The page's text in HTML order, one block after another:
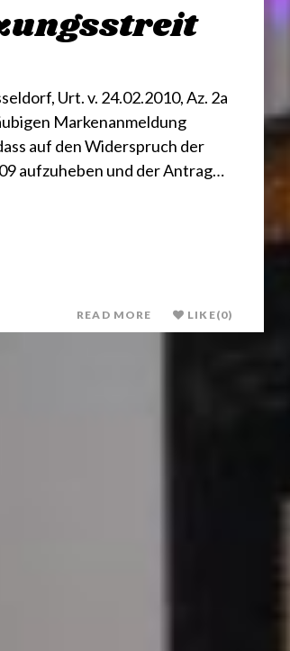
Urt. v. 24.02.2010, Az. 2a
Markenanmeldung
auf den Widerspruch der
aufzuheben und der Antrag…
READ MORE LIKE(0)